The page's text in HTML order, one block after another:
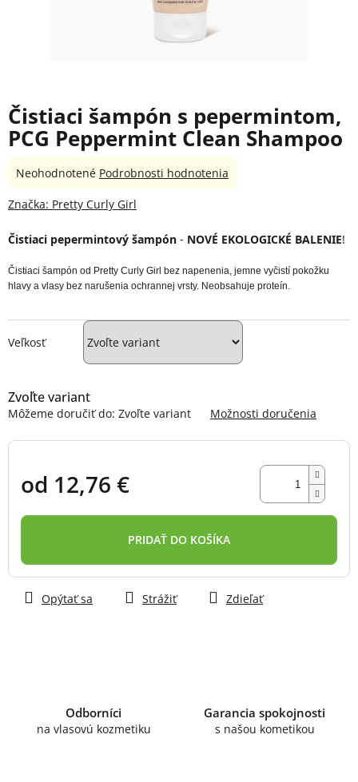
Čistiaci šampón s pepermintom,
PCG Peppermint Clean Shampoo
Veľkosť
Zvoľte variant
Môžeme doručiť do: Zvoľte variant Možnosti doručenia
od 12,76 €
cena:
PRIDAŤ DO KOŠÍKA
Čistiaci pepermintový šampón - NOVÉ EKOLOGICKÉ BALENIE!
Čistiaci šampón od Pretty Curly Girl bez napenenia, jemne vyčistí pokožku
hlavy a vlasy bez narušenia ochrannej vrsty. Neobsahuje proteín.
Opýtať sa Strážiť Zdieľať
Priemerné
produktu
0,0
z
5
hviezdičiek.
Neohodnotené Podrobnosti hodnotenia
Značka: Pretty Curly Girl
Odborníci
na vlasovú kozmetiku
Garancia spokojnosti
s našou kometikou